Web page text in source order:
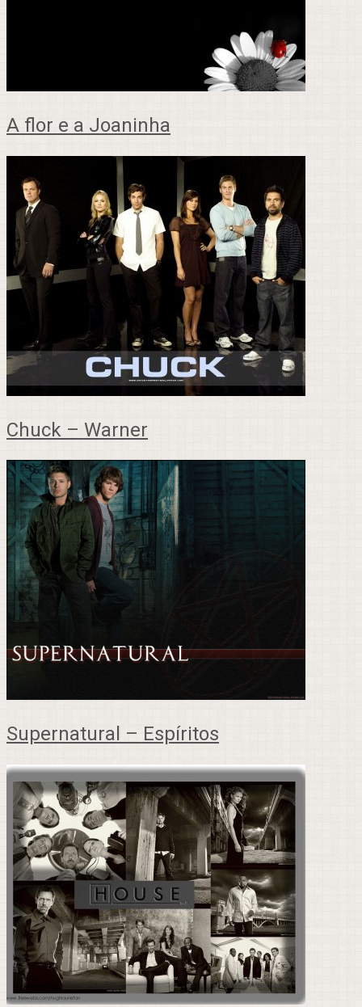
A flor e a Joaninha
Chuck – Warner
Supernatural – Espíritos